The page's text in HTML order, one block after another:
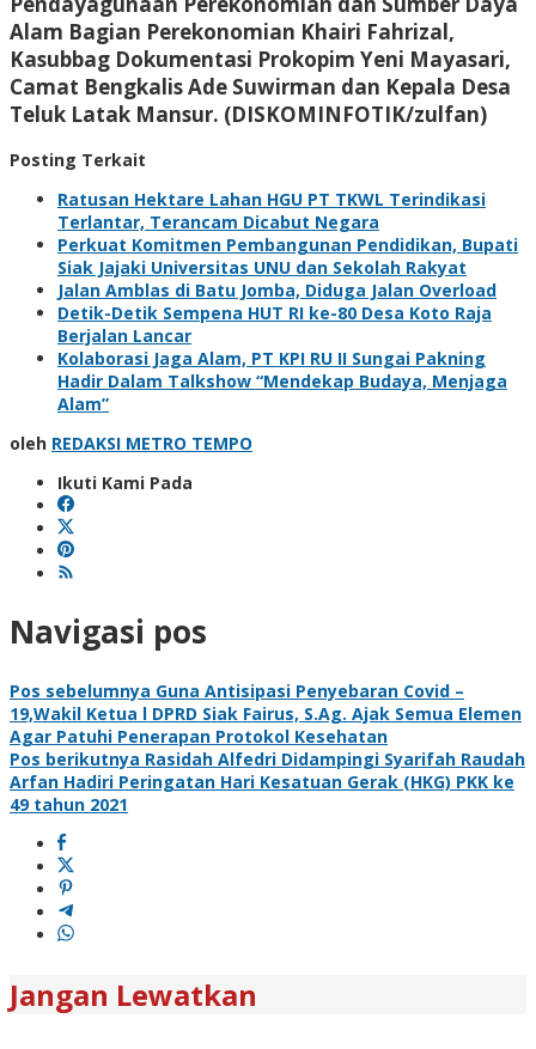
Alam Bagian Perekonomian Khairi Fahrizal,
Kasubbag Dokumentasi Prokopim Yeni Mayasari,
Camat Bengkalis Ade Suwirman dan Kepala Desa
Teluk Latak Mansur. (DISKOMINFOTIK/zulfan)
Posting Terkait
Ratusan Hektare Lahan HGU PT TKWL Terindikasi
Terlantar, Terancam Dicabut Negara
Perkuat Komitmen Pembangunan Pendidikan, Bupati
Siak Jajaki Universitas UNU dan Sekolah Rakyat
Jalan Amblas di Batu Jomba, Diduga Jalan Overload
Detik-Detik Sempena HUT RI ke-80 Desa Koto Raja
Berjalan Lancar
Kolaborasi Jaga Alam, PT KPI RU II Sungai Pakning
Hadir Dalam Talkshow “Mendekap Budaya, Menjaga
Alam”
oleh REDAKSI METRO TEMPO
Ikuti Kami Pada
Navigasi pos
Pos sebelumnya Guna Antisipasi Penyebaran Covid –
19,Wakil Ketua l DPRD Siak Fairus, S.Ag. Ajak Semua Elemen
Agar Patuhi Penerapan Protokol Kesehatan
Pos berikutnya Rasidah Alfedri Didampingi Syarifah Raudah
Arfan Hadiri Peringatan Hari Kesatuan Gerak (HKG) PKK ke
49 tahun 2021
Jangan Lewatkan